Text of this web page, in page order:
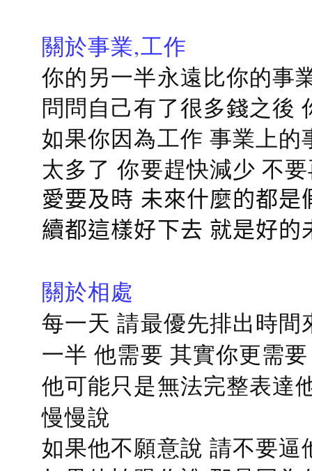
關於事業,工作
你的另一半永遠比你的事
問問自己有了很多錢之後
如果你因為工作 事業上
太多了 你要趕快減少 不
愛要及時 未來什麼的都
續都這樣好下去 就是好的
關於相處
每一天 請最優先排出時
一半 他需要 其實你更需要
他可能只是無法完整表達
慢慢說
如果他不願意說 請不要逼